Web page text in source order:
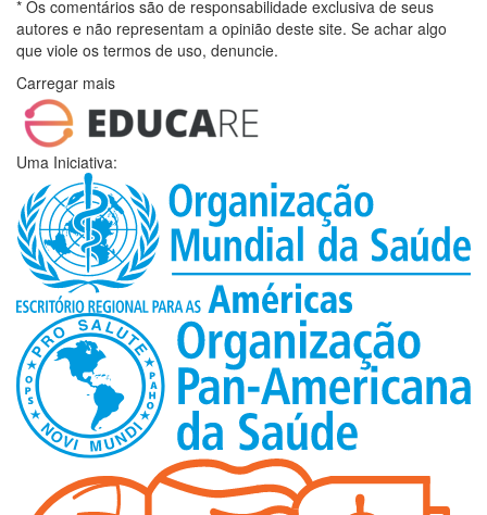
* Os comentários são de responsabilidade exclusiva de seus
autores e não representam a opinião deste site. Se achar algo
que viole os termos de uso, denuncie.
Carregar mais
Uma Iniciativa: